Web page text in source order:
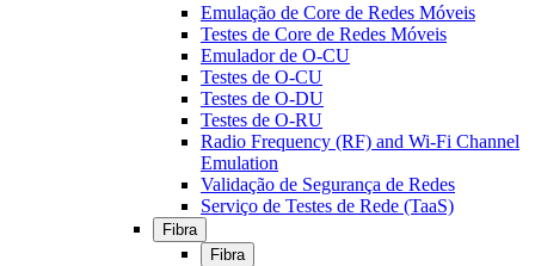
Emulação de Core de Redes Móveis
Testes de Core de Redes Móveis
Emulador de O-CU
Testes de O-CU
Testes de O-DU
Testes de O-RU
Radio Frequency (RF) and Wi-Fi Channel
Emulation
Validação de Segurança de Redes
Serviço de Testes de Rede (TaaS)
Fibra
Fibra